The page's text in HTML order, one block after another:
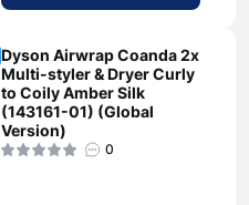
Dyson Airwrap Coanda 2x
Multi-styler & Dryer Curly
to Coily Amber Silk
(143161-01) (Global
Version)
0